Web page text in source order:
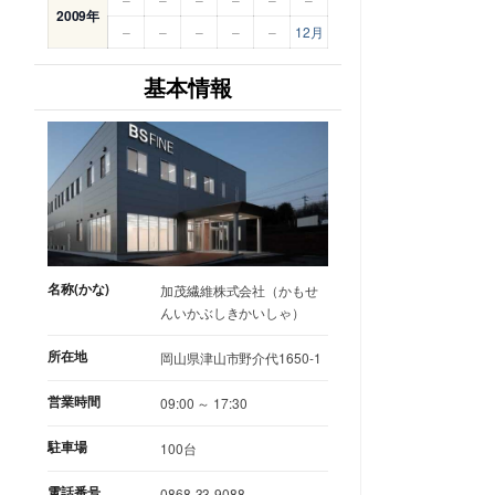
2009年
–
– – – – 12月
基本情報
名称(かな)
加茂繊維株式会社（かもせ
んいかぶしきかいしゃ）
所在地 岡山県津山市野介代1650-1
営業時間 09:00 ～ 17:30
駐車場 100台